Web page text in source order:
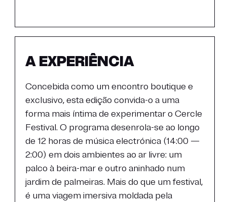
A EXPERIÊNCIA
Concebida como um encontro boutique e
exclusivo, esta edição convida-o a uma
forma mais íntima de experimentar o Cercle
Festival. O programa desenrola-se ao longo
de 12 horas de música electrónica (14:00 —
2:00) em dois ambientes ao ar livre: um
palco à beira-mar e outro aninhado num
jardim de palmeiras. Mais do que um festival,
é uma viagem imersiva moldada pela